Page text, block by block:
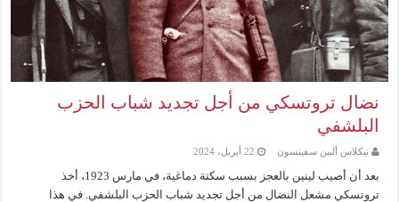
نضال تروتسكي من أجل تجديد شباب الحزب
البلشفي
نيكلاس ألبين سفينسون 22 أبريل، 2024
بعد أن أصيب لينين بالعجز بسبب سكتة دماغية، في مارس 1923، أخذ
تروتسكي مشعل النضال من أجل تجديد شباب الحزب البلشفي. في هذا